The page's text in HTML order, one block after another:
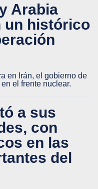
Arabia
un histórico
en Irán, el gobierno de
el frente nuclear.
a sus
con
en las
del